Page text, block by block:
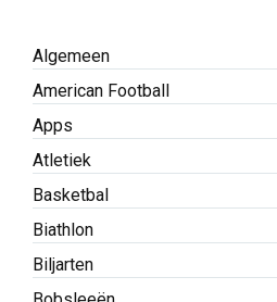
Algemeen
American Football
Apps
Atletiek
Basketbal
Biathlon
Biljarten